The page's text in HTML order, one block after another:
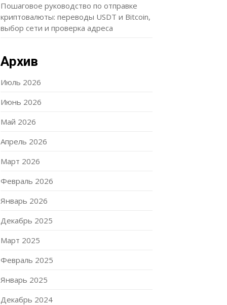
Пошаговое руководство по отправке
криптовалюты: переводы USDT и Bitcoin,
выбор сети и проверка адреса
Архив
Июль 2026
Июнь 2026
Май 2026
Апрель 2026
Март 2026
Февраль 2026
Январь 2026
Декабрь 2025
Март 2025
Февраль 2025
Январь 2025
Декабрь 2024